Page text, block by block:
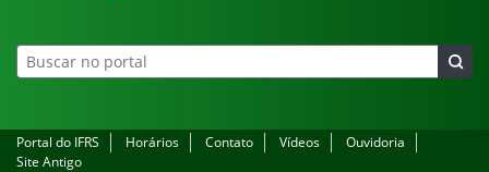
Portal do IFRS Horários Contato Vídeos
Ouvidoria
Site Antigo